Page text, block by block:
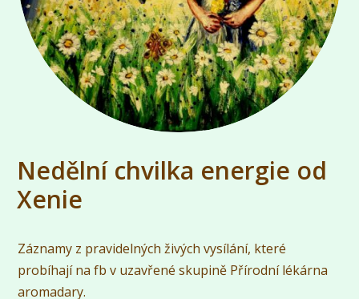
Nedělní chvilka energie od
Xenie
Záznamy z pravidelných živých vysílání, které
probíhají na fb v uzavřené skupině Přírodní lékárna
aromadary.